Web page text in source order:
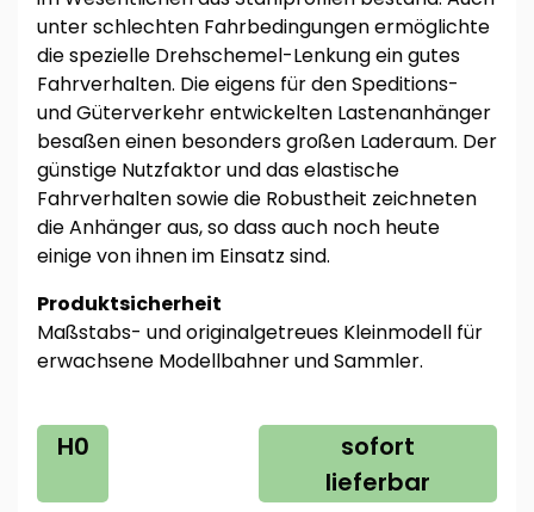
unter schlechten Fahrbedingungen ermöglichte
die spezielle Drehschemel-Lenkung ein gutes
Fahrverhalten. Die eigens für den Speditions-
und Güterverkehr entwickelten Lastenanhänger
besaßen einen besonders großen Laderaum. Der
günstige Nutzfaktor und das elastische
Fahrverhalten sowie die Robustheit zeichneten
die Anhänger aus, so dass auch noch heute
einige von ihnen im Einsatz sind.
Produktsicherheit
Maßstabs- und originalgetreues Kleinmodell für
erwachsene Modellbahner und Sammler.
H0
sofort
lieferbar